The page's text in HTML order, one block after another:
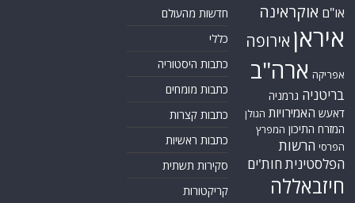
או"ם אוקראינה
איראן אירופה
אפריקה ארה"ב
בריטניה גרמניה
דאעש האמירויות הגולן
המזרח התיכון המפרץ
הפרסי הרשות
הפלסטיניתחות'ים
חיזבאללה
חדשות מהעולם
כללי
כתבות היסטוריה
כתבות מומחים
כתבות קצרות
כתבות ראשיות
סקירות תשתית
קריקטורות